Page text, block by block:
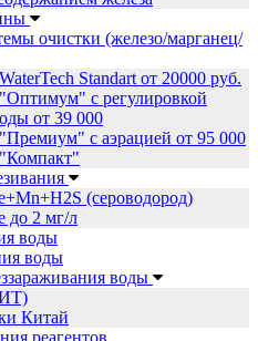
очистки (железо/марганец/
Standart от 20000 руб.
с регулировкой
от 39 000
с аэрацией от 95 000
(сероводород)
до 2 мг/л
воды
воды
воды
Китай